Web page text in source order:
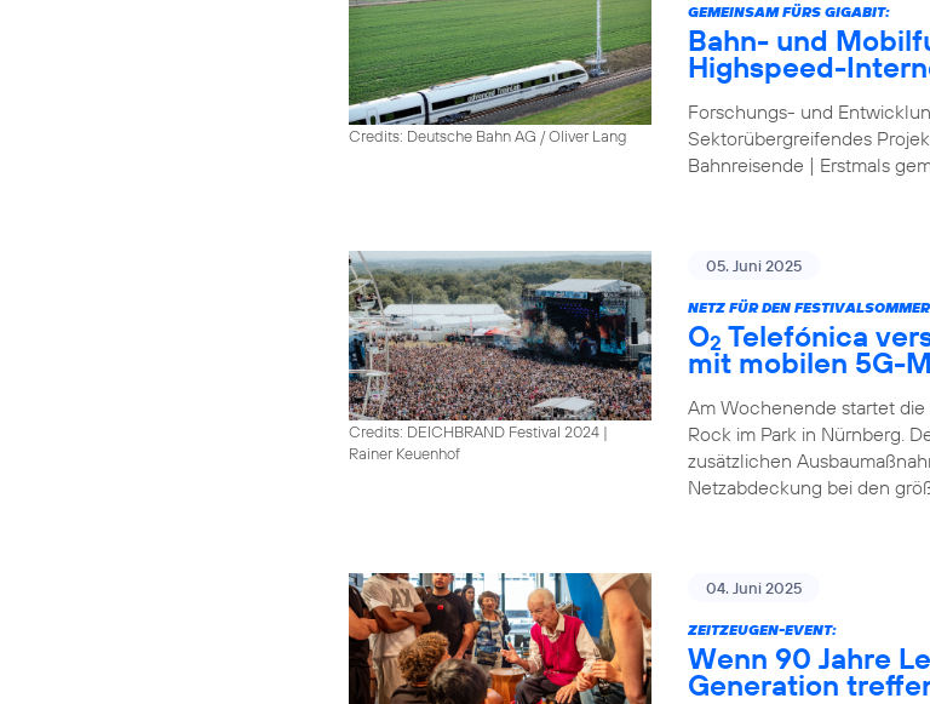
Credits: Deutsche Bahn AG / Oliver Lang
GEMEINSAM FÜRS GIGABIT:
Bahn- und
Highspeed-
Forschungs- und
Sektorübergreifendes
Bahnreisende | Erstmals
Credits: DEICHBRAND Festival 2024 |
Rainer Keuenhof
05. Juni 2025
NETZ FÜR DEN
O2 Telefónica
mit mobilen 5G-
Am Wochenende startet die
Rock im Park in Nürnberg.
zusätzlichen
Netzabdeckung bei den
04. Juni 2025
ZEITZEUGEN-EVENT:
Wenn 90 Jahre
Generation